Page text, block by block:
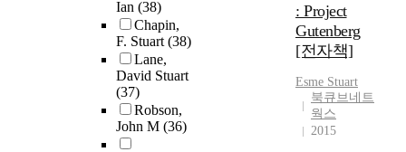
Ian (38)
Chapin,
F. Stuart(38)
Lane,
David Stuart
(37)
Robson,
John M (36)
: Project
Gutenberg
[전자책]
Esme Stuart
북큐브네트
웍스
2015